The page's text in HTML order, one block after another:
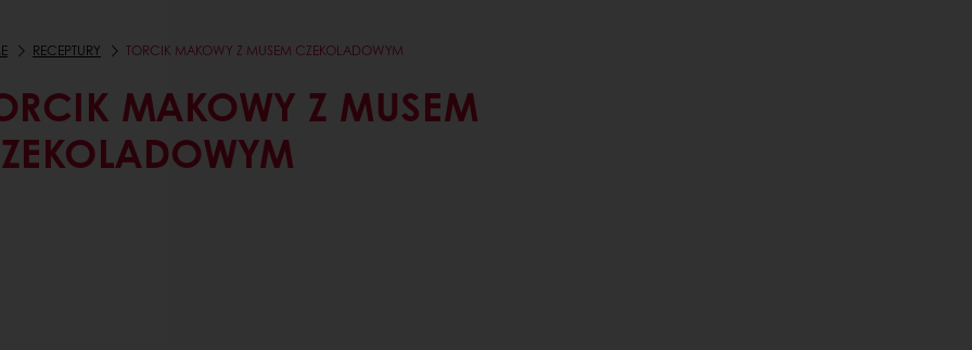
RECEPTURY TORCIK MAKOWY Z MUSEM CZEKOLADOWYM
MAKOWY Z MUSEM